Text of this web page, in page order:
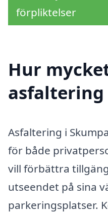
förpliktelser
Hur
asfaltering
Asfaltering i
för både
vill förbättra
utseendet på sina
parkeringsplatser.